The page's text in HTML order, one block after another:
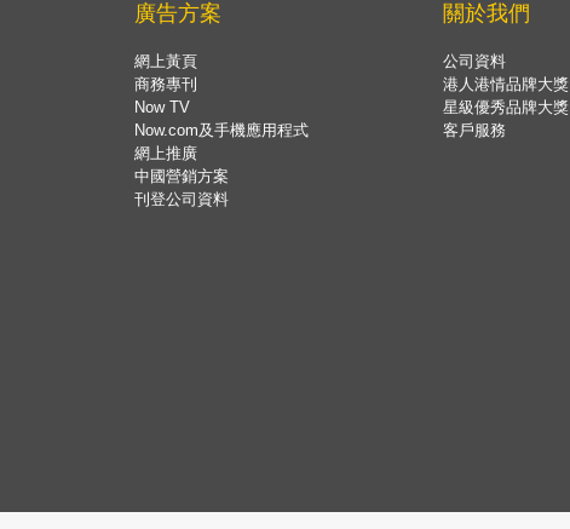
廣告方案
網上黃頁
商務專刊
Now TV
Now.com及手機應用程式
網上推廣
中國營銷方案
刊登公司資料
關於我們
公司資料
港人港情品牌大獎
星級優秀品牌大獎
客戶服務